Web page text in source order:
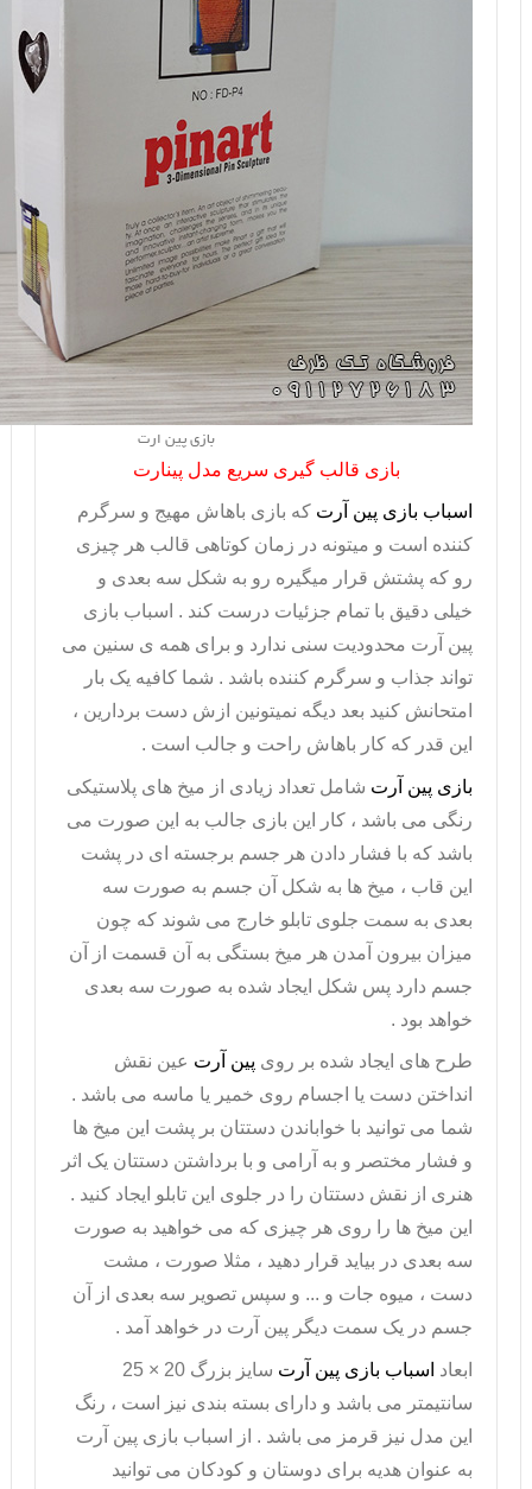
بازی پین ارت
بازی قالب گیری سریع مدل پینارت
اسباب بازی پین آرت که بازی باهاش مهیج و سرگرم
کننده است و میتونه در زمان کوتاهی قالب هر چیزی
رو که پشتش قرار میگیره رو به شکل سه بعدی و
خیلی دقیق با تمام جزئیات درست کند . اسباب بازی
پین آرت محدودیت سنی ندارد و برای همه ی سنین می
تواند جذاب و سرگرم کننده باشد . شما کافیه یک بار
امتحانش کنید بعد دیگه نمیتونین ازش دست بردارین ،
این قدر که کار باهاش راحت و جالب است .
بازی پین آرت شامل تعداد زیادی از میخ های پلاستیکی
رنگی می باشد ، کار این بازی جالب به این صورت می
باشد که با فشار دادن هر جسم برجسته ای در پشت
این قاب ، میخ ها به شکل آن جسم به صورت سه
بعدی به سمت جلوی تابلو خارج می شوند که چون
میزان بیرون آمدن هر میخ بستگی به آن قسمت از آن
جسم دارد پس شکل ایجاد شده به صورت سه بعدی
خواهد بود .
طرح های ایجاد شده بر روی پین آرت عین نقش
انداختن دست یا اجسام روی خمیر یا ماسه می باشد .
شما می توانید با خواباندن دستتان بر پشت این میخ ها
و فشار مختصر و به آرامی و با برداشتن دستتان یک اثر
هنری از نقش دستتان را در جلوی این تابلو ایجاد کنید .
این میخ ها را روی هر چیزی که می خواهید به صورت
سه بعدی در بیاید قرار دهید ، مثلا صورت ، مشت
دست ، میوه جات و ... و سپس تصویر سه بعدی از آن
جسم در یک سمت دیگر پین آرت در خواهد آمد .
ابعاد اسباب بازی پین آرت
سایز بزرگ 20 × 25
سانتیمتر می باشد و دارای بسته بندی نیز است ، رنگ
این مدل نیز قرمز می باشد . از اسباب بازی پین آرت
به عنوان هدیه برای دوستان و کودکان می توانید